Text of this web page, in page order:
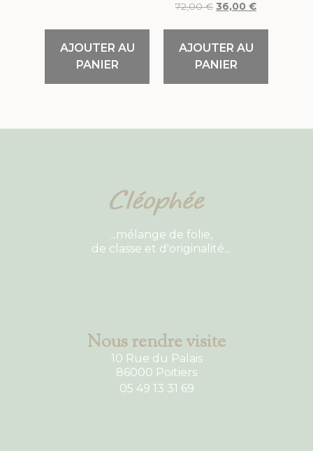
AJOUTER AU
PANIER
72,00€ 36,00 €
AJOUTER AU
PANIER
...mélange de folie,
de classe et d'originalité...
Nous rendre visite
10 Rue du Palais
86000 Poitiers
05 49 13 31 69